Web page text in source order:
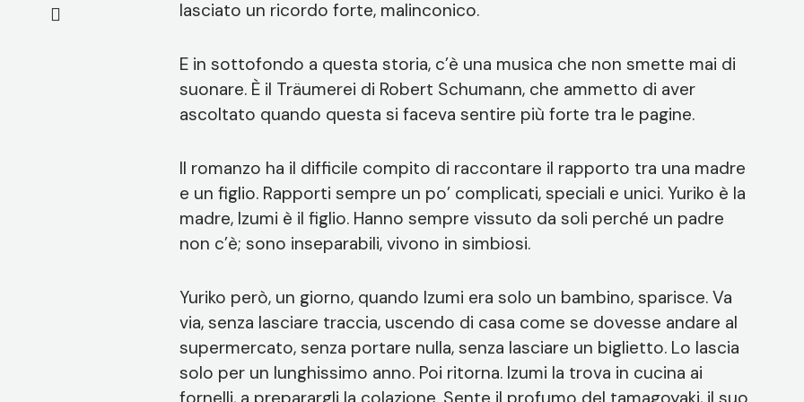
lasciato un ricordo forte, malinconico.
E in sottofondo a questa storia, c’è una musica che non smette mai di
suonare. È il Träumerei di Robert Schumann, che ammetto di aver
ascoltato quando questa si faceva sentire più forte tra le pagine.
Il romanzo ha il difficile compito di raccontare il rapporto tra una madre
e un figlio. Rapporti sempre un po’ complicati, speciali e unici. Yuriko è la
madre, Izumi è il figlio. Hanno sempre vissuto da soli perché un padre
non c’è; sono inseparabili, vivono in simbiosi.
Yuriko però, un giorno, quando Izumi era solo un bambino, sparisce. Va
via, senza lasciare traccia, uscendo di casa come se dovesse andare al
supermercato, senza portare nulla, senza lasciare un biglietto. Lo lascia
solo per un lunghissimo anno. Poi ritorna. Izumi la trova in cucina ai